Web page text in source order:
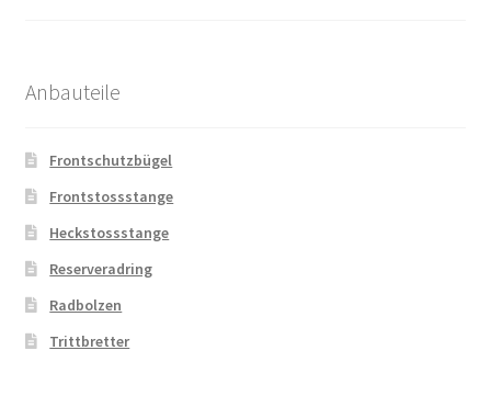
Anbauteile
Frontschutzbügel
Frontstossstange
Heckstossstange
Reserveradring
Radbolzen
Trittbretter